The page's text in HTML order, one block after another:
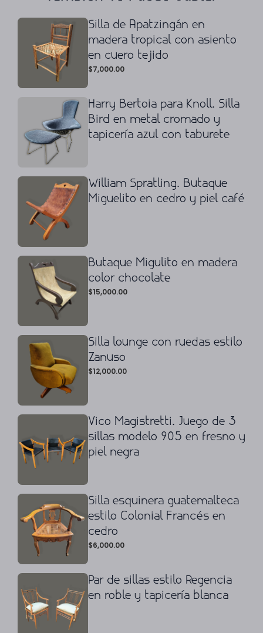
Silla de Apatzingán en
madera tropical con asiento
en cuero tejido
$7,000.00
Harry Bertoia para Knoll. Silla
Bird en metal cromado y
tapicería azul con taburete
William Spratling. Butaque
Miguelito en cedro y piel café
Butaque Migulito en madera
color chocolate
$15,000.00
Silla lounge con ruedas estilo
Zanuso
$12,000.00
Vico Magistretti. Juego de 3
sillas modelo 905 en fresno y
piel negra
Silla esquinera guatemalteca
estilo Colonial Francés en
cedro
$6,000.00
Par de sillas estilo Regencia
en roble y tapicería blanca